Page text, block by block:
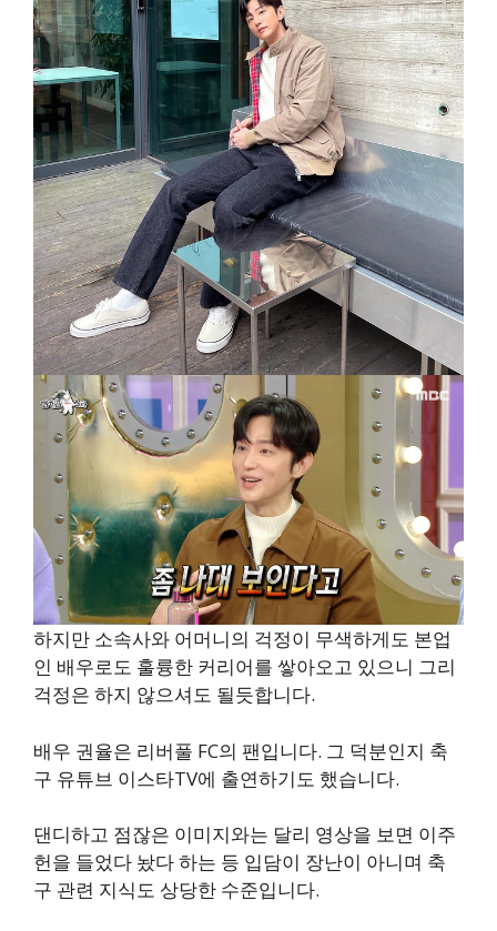
하지만 소속사와 어머니의 걱정이 무색하게도 본업
인 배우로도 훌륭한 커리어를 쌓아오고 있으니 그리
걱정은 하지 않으셔도 될듯합니다.
배우 권율은 리버풀 FC의 팬입니다. 그 덕분인지 축
구 유튜브 이스타TV에 출연하기도 했습니다.
댄디하고 점잖은 이미지와는 달리 영상을 보면 이주
헌을 들었다 놨다 하는 등 입담이 장난이 아니며 축
구 관련 지식도 상당한 수준입니다.